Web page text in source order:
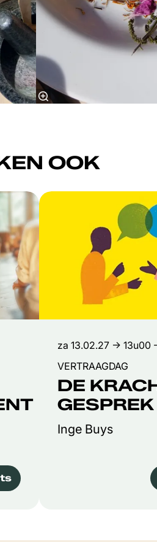
OOK
DE
GESPREK
Inge Buys
VERTRAAGDAG
za 13.02.27 → 13u00